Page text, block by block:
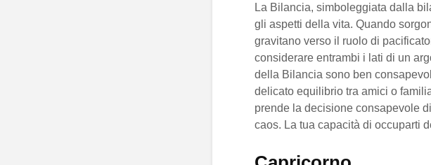
La Bilancia, simboleggiata dalla
gli aspetti della vita. Quando
gravitano verso il ruolo di
considerare entrambi i lati di un
della Bilancia sono ben
delicato equilibrio tra amici o
prende la decisione consapevole
caos. La tua capacità di occuparti